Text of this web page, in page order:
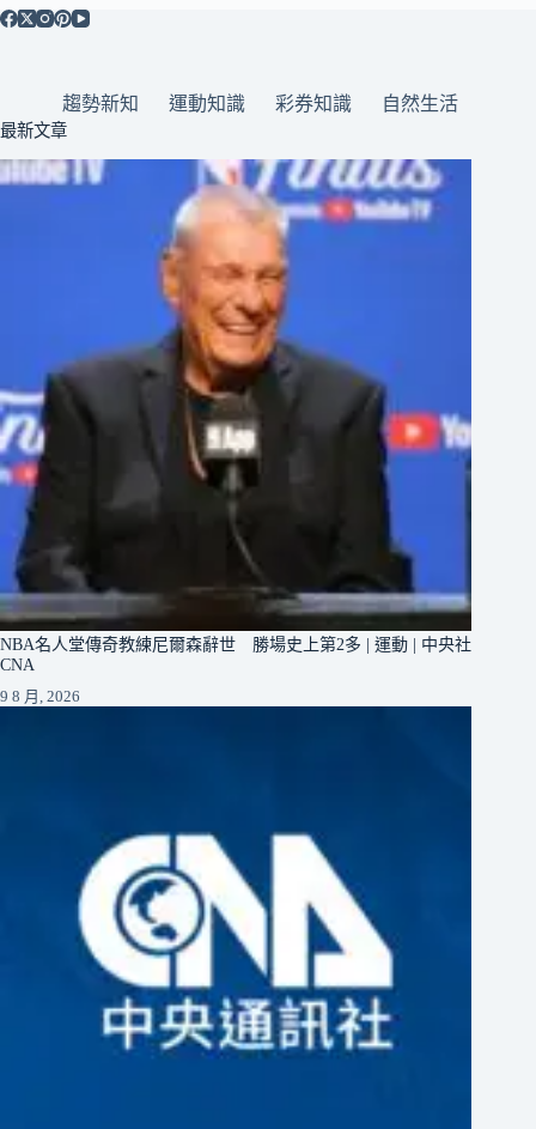
趨勢新知 運動知識 彩券知識 自然生活
最新文章
NBA名人堂傳奇教練尼爾森辭世 勝場史上第2多 | 運動 | 中央社
CNA
9 8 月, 2026